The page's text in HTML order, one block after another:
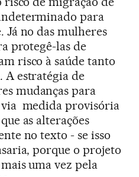
para
no das mulheres
protegê-las de
risco à saúde tanto
A estratégia de
mudanças para
medida provisória
as alterações
no texto - se isso
porque o projeto
uma vez pela